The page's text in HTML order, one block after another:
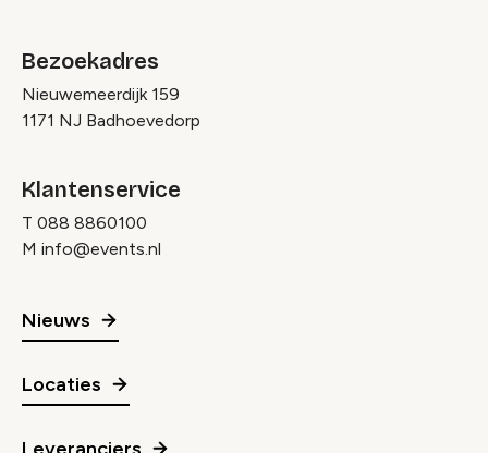
Bezoekadres
Nieuwemeerdijk 159
1171 NJ Badhoevedorp
Klantenservice
T 088 8860100
M info@events.nl
Nieuws
Locaties